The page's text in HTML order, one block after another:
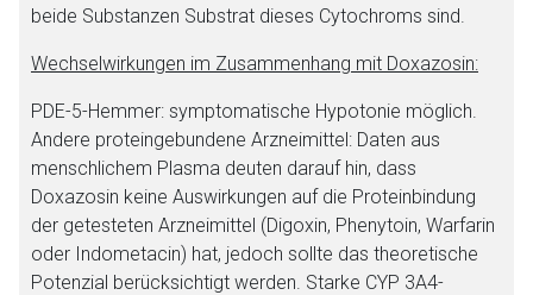
beide Substanzen Substrat dieses Cytochroms sind.
Wechselwirkungen im Zusammenhang mit Doxazosin:
PDE-5-Hemmer: symptomatische Hypotonie möglich.
Andere proteingebundene Arzneimittel: Daten aus
menschlichem Plasma deuten darauf hin, dass
Doxazosin keine Auswirkungen auf die Proteinbindung
der getesteten Arzneimittel (Digoxin, Phenytoin, Warfarin
oder Indometacin) hat, jedoch sollte das theoretische
Potenzial berücksichtigt werden. Starke CYP 3A4-